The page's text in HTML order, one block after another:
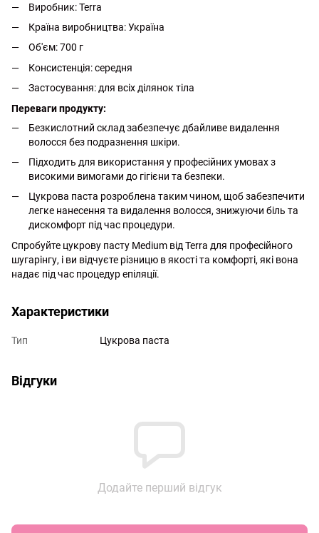
Виробник: Terra
Країна виробництва: Україна
Об'єм: 700 г
Консистенція: середня
Застосування: для всіх ділянок тіла
Переваги продукту:
Безкислотний склад забезпечує дбайливе видалення
волосся без подразнення шкіри.
Підходить для використання у професійних умовах з
високими вимогами до гігієни та безпеки.
Цукрова паста розроблена таким чином, щоб забезпечити
легке нанесення та видалення волосся, знижуючи біль та
дискомфорт під час процедури.
Спробуйте цукрову пасту Medium від Terra для професійного
шугарінгу, і ви відчуєте різницю в якості та комфорті, які вона
надає під час процедур епіляції.
Характеристики
Тип Цукрова паста
Відгуки
Додайте перший відгук